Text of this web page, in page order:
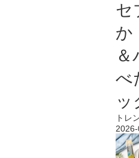
セ
か
＆
べ
ッ
トレ